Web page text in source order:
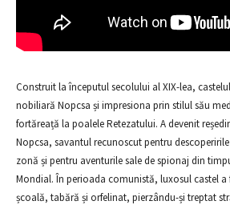
Construit la începutul secolului al XIX-lea,
nobiliară Nopcsa și impresiona prin stilul său
fortăreață la poalele Retezatului. A devenit
Nopcsa, savantul recunoscut pentru
zonă și pentru aventurile sale de spionaj din
Mondial. În perioada comunistă, luxosul castel
școală, tabără și orfelinat, pierzându-și treptat